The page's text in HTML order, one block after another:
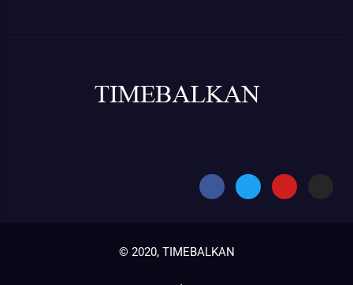
© 2020, TIMEBALKAN